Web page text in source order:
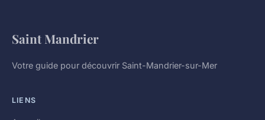
Saint Mandrier
Votre guide pour découvrir Saint-Mandrier-sur-Mer
LIENS